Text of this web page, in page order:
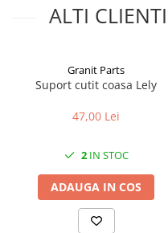
2.1.6. Tocator resturi vegetale
2.1.7. Tocator forestier si
de piatra
Gunoi Grajd
2.2.2. Administrare gunoi
2.3. Erbicidare & Irigare
ALTI
Granit Parts
Suport cutit coasa Lely
47,00 Lei
2IN STOC
ADAUGA IN COS